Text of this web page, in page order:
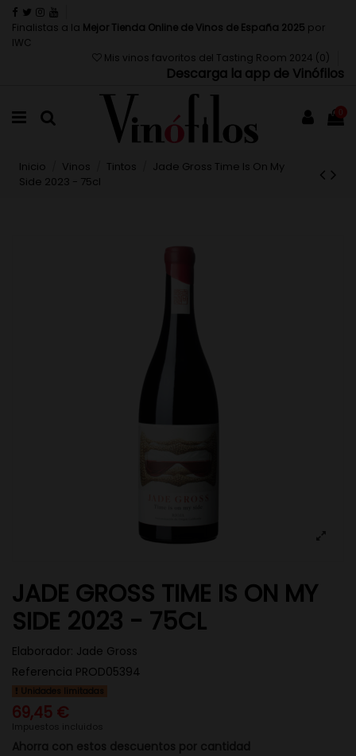
Finalistas a la Mejor Tienda Online de Vinos de España 2025 por
IWC
Mis vinos favoritos del Tasting Room 2024 (0 )
Descarga la app de Vinófilos
0
Inicio Vinos Tintos
Jade Gross Time Is On My
Side 2023 - 75cl
JADE GROSS TIME IS ON MY
SIDE 2023 - 75CL
Elaborador: Jade Gross
Referencia PROD05394
Unidades limitadas
69,45 €
Impuestos incluidos
Ahorra con estos descuentos por cantidad